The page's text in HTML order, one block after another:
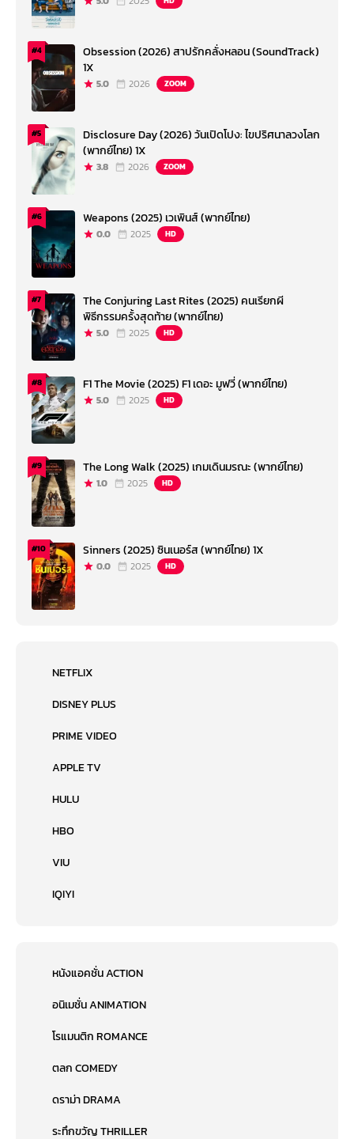
#4
Obsession (2026) สาปรักคลั่งหลอน (SoundTrack)
1X
5.0 2026 ZOOM
#5
Disclosure Day (2026) วันเปิดโปง: ไขปริศนาลวงโลก
(พากย์ไทย) 1X
3.8 2026 ZOOM
#6 Weapons (2025) เวเพินส์ (พากย์ไทย)
0.0 2025 HD
#7
The Conjuring Last Rites (2025) คนเรียกผี
พิธีกรรมครั้งสุดท้าย (พากย์ไทย)
5.0 2025 HD
#8 F1 The Movie (2025) F1 เดอะ มูฟวี่ (พากย์ไทย)
5.0 2025 HD
#9 The Long Walk (2025) เกมเดินมรณะ (พากย์ไทย)
1.0 2025 HD
#10 Sinners (2025) ซินเนอร์ส (พากย์ไทย) 1X
0.0 2025 HD
NETFLIX
DISNEY PLUS
PRIME VIDEO
APPLE TV
HULU
HBO
VIU
IQIYI
หนังแอคชั่น ACTION
อนิเมชั่น ANIMATION
โรแมนติก ROMANCE
ตลก COMEDY
ดราม่า DRAMA
ระทึกขวัญ THRILLER